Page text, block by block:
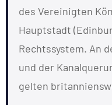
des Vereinigten
Hauptstadt
Rechtssystem. An
und der
gelten